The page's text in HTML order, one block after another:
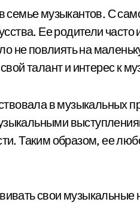
музыкантов. С
Ее родители
не повлиять на
талант и интерес к
в музыкальных
Таким образом, ее
свои музыкальные